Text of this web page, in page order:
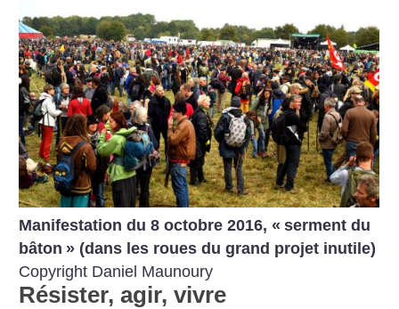
Manifestation du 8 octobre 2016, « serment du
bâton » (dans les roues du grand projet inutile)
Copyright Daniel Maunoury
Résister, agir, vivre